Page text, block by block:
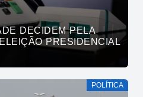
DECIDEM PELA
PRESIDENCIAL
POLÍTICA